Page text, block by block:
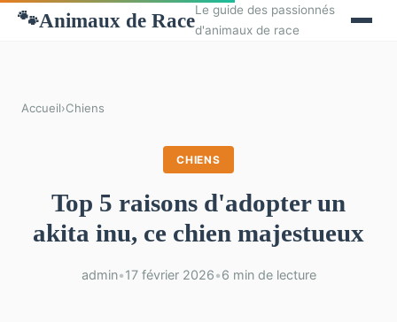
🐾Animaux de RaceLe guide des passionnés
d'animaux de race
Accueil›Chiens
CHIENS
Top 5 raisons d'adopter un
akita inu, ce chien majestueux
admin•17 février 2026•6 min de lecture